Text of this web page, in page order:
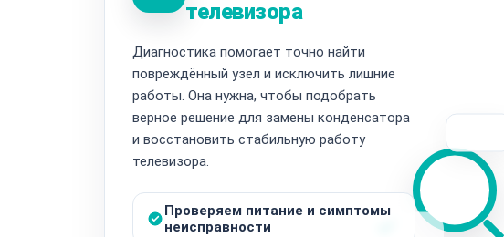
телевизора
Диагностика помогает точно найти
повреждённый узел и исключить лишние
работы. Она нужна, чтобы подобрать
верное решение для замены конденсатора
и восстановить стабильную работу
телевизора.
Проверяем питание и симптомы
неисправности